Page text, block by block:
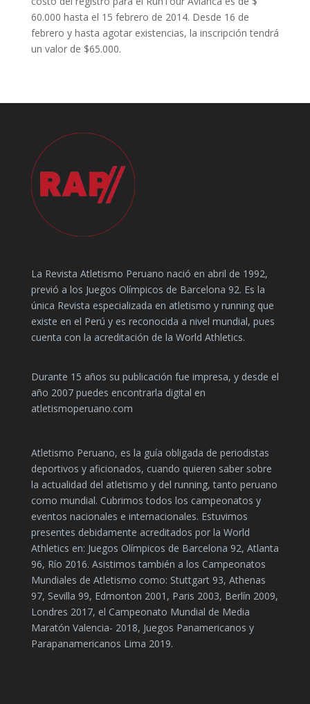
60.000 hasta el 15 febrero de 2014. Desde 16 de
febrero y hasta agotar existencias, la inscripción tendrá
un valor de $65.000.
La Revista Atletismo Peruano nació en abril de 1992,
previó a los Juegos Olímpicos de Barcelona 92. Es la
única Revista especializada en atletismo y running que
existe en el Perú y es reconocida a nivel mundial, pues
cuenta con la acreditación de la World Athletics.
Durante 15 años su publicación fue impresa, y desde el
año 2007 puedes encontrarla digital en
atletismoperuano.com
Atletismo Peruano, es la guía obligada de periodistas
deportivos y aficionados, cuando quieren saber sobre
la actualidad del atletismo y del running, tanto peruano
como mundial. Cubrimos todos los campeonatos y
eventos nacionales e internacionales. Estuvimos
presentes debidamente acreditados por la World
Athletics en: Juegos Olímpicos de Barcelona 92, Atlanta
96, Río 2016. Asistimos también a los Campeonatos
Mundiales de Atletismo como: Stuttgart 93, Athenas
97, Sevilla 99, Edmonton 2001, Paris 2003, Berlín 2009,
Londres 2017, el Campeonato Mundial de Media
Maratón Valencia- 2018, Juegos Panamericanos y
Parapanamericanos Lima 2019.